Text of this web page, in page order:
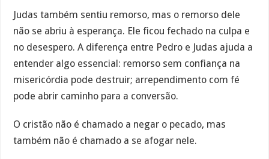
Judas também sentiu remorso, mas o remorso dele
não se abriu à esperança. Ele ficou fechado na culpa e
no desespero. A diferença entre Pedro e Judas ajuda a
entender algo essencial: remorso sem confiança na
misericórdia pode destruir; arrependimento com fé
pode abrir caminho para a conversão.
O cristão não é chamado a negar o pecado, mas
também não é chamado a se afogar nele.